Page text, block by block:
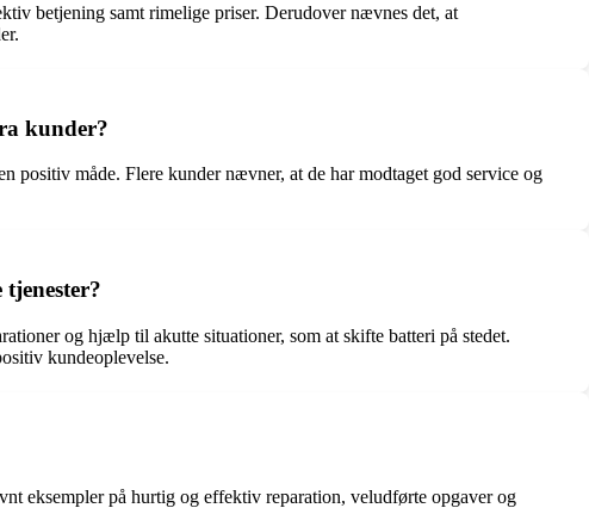
betjening samt rimelige priser. Derudover nævnes det, at
kunder?
positiv måde. Flere kunder nævner, at de har modtaget god service og
og hjælp til akutte situationer, som at skifte batteri på stedet.
kundeoplevelse.
eksempler på hurtig og effektiv reparation, veludførte opgaver og